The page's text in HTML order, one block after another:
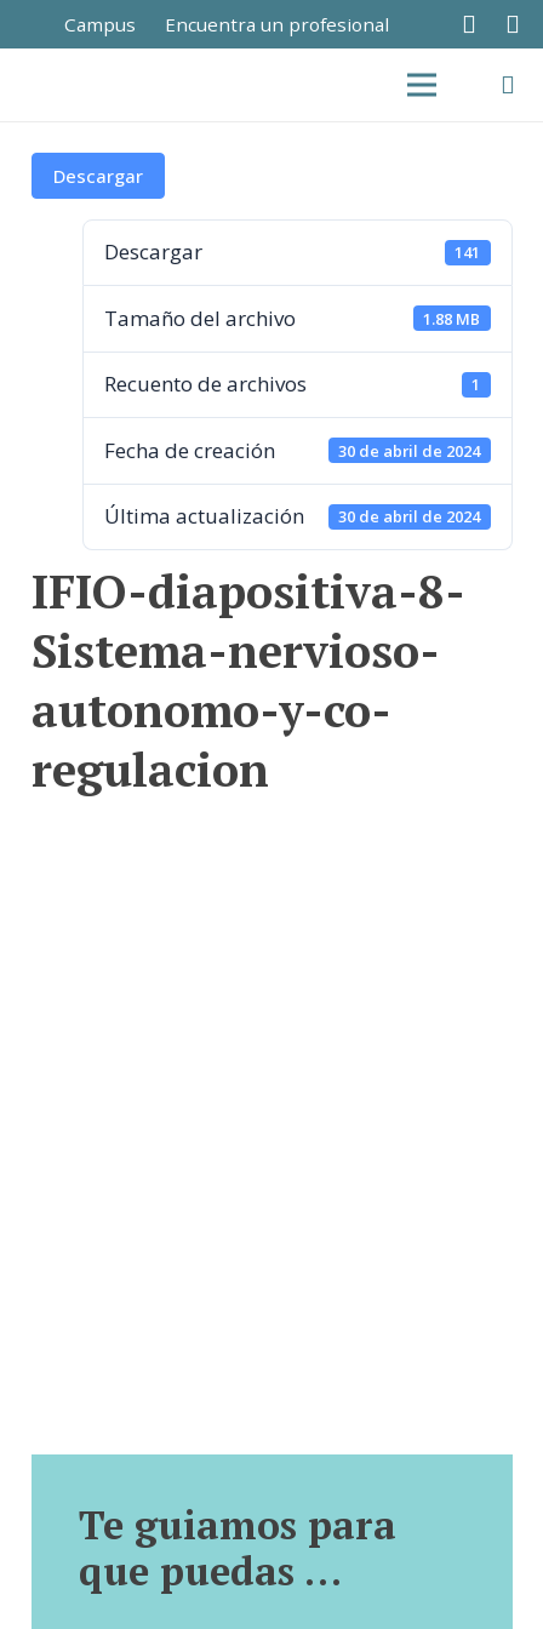
Campus Encuentra un profesional
Descargar
Descargar 141
Tamaño del archivo 1.88 MB
Recuento de archivos 1
Fecha de creación 30 de abril de 2024
Última actualización 30 de abril de 2024
IFIO-diapositiva-8-
Sistema-nervioso-
autonomo-y-co-
regulacion
Te guiamos para
que puedas …